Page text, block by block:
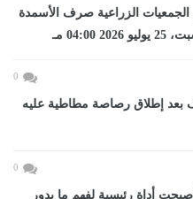
الجمعيات الزراعية صرف الأسمدة
مـ
0
بعد إطلاق رصاصة مطاطية عليه
0
أداة رئيسية لفهم ما يدور